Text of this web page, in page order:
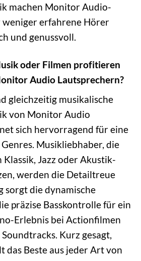
machen Monitor Audio-
erfahrene Hörer
und genussvoll.
oder Filmen profitieren
Audio Lautsprechern?
gleichzeitig musikalische
von Monitor Audio
sich hervorragend für eine
Musikliebhaber, die
Jazz oder Akustik-
werden die Detailtreue
sorgt die dynamische
präzise Basskontrolle für ein
Erlebnis bei Actionfilmen
Kurz gesagt,
Beste aus jeder Art von